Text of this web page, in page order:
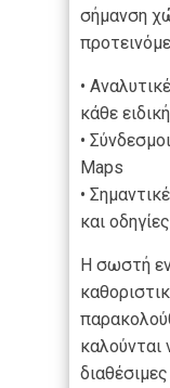
σήμανση
•
κάθε
•
Maps
•
και
Η σωστή
καλούνται